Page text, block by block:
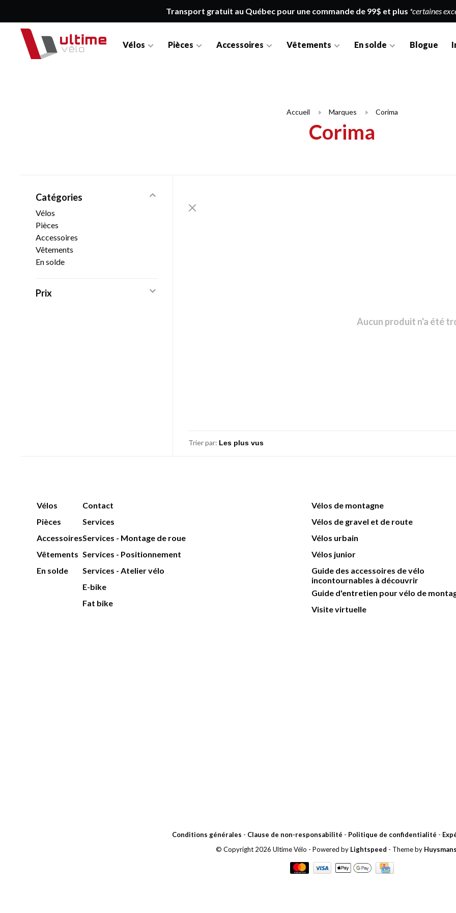
Transport gratuit au Québec pour une commande de 99$ et plus *certaines
Vélos Pièces Accessoires Vêtements En solde Blogue
Accueil Marques Corima
Corima
Catégories
Vélos
Pièces
Accessoires
Vêtements
En solde
Prix
Aucun produit n'a été
Trier par:
Vélos
Pièces
Accessoires
Vêtements
En solde
Contact
Services
Services - Montage de roue
Services - Positionnement
Services - Atelier vélo
E-bike
Fat bike
Vélos de montagne
Vélos de gravel et de route
Vélos urbain
Vélos junior
Guide des accessoires de vélo
incontournables à découvrir
Guide d'entretien pour vélo de
Visite virtuelle
Conditions générales - Clause de non-responsabilité - Politique de confidentialité -
© Copyright 2026 Ultime Vélo - Powered by Lightspeed - Theme by